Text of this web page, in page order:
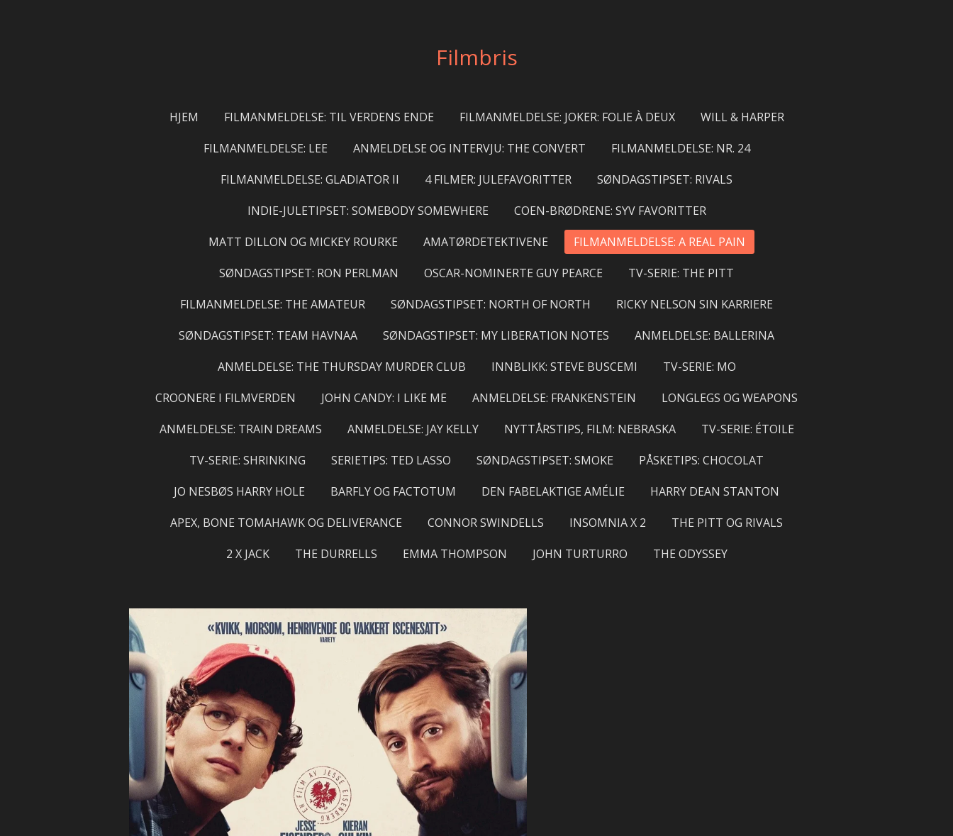
Filmbris
HJEM FILMANMELDELSE: TIL VERDENS ENDE FILMANMELDELSE: JOKER: FOLIE À DEUX
WILL & HARPER
FILMANMELDELSE: LEE
ANMELDELSE OG INTERVJU: THE CONVERT
FILMANMELDELSE: NR. 24
FILMANMELDELSE: GLADIATOR II
4 FILMER: JULEFAVORITTER
SØNDAGSTIPSET: RIVALS
INDIE-JULETIPSET: SOMEBODY SOMEWHERE
COEN-BRØDRENE: SYV FAVORITTER
MATT DILLON OG MICKEY ROURKE
AMATØRDETEKTIVENE
FILMANMELDELSE: A REAL PAIN
SØNDAGSTIPSET: RON PERLMAN
OSCAR-NOMINERTE GUY PEARCE
TV-SERIE: THE PITT
FILMANMELDELSE: THE AMATEUR
SØNDAGSTIPSET: NORTH OF NORTH
RICKY NELSON SIN KARRIERE
SØNDAGSTIPSET: TEAM HAVNAA
SØNDAGSTIPSET: MY LIBERATION NOTES
ANMELDELSE: BALLERINA
ANMELDELSE: THE THURSDAY MURDER CLUB
INNBLIKK: STEVE BUSCEMI
TV-SERIE: MO
CROONERE I FILMVERDEN
JOHN CANDY: I LIKE ME ANMELDELSE: FRANKENSTEIN
LONGLEGS OG WEAPONS
ANMELDELSE: TRAIN DREAMS
ANMELDELSE: JAY KELLY NYTTÅRSTIPS, FILM: NEBRASKA
TV-SERIE: ÉTOILE
TV-SERIE: SHRINKING
SERIETIPS: TED LASSO SØNDAGSTIPSET: SMOKE
PÅSKETIPS: CHOCOLAT
JO NESBØS HARRY HOLE
BARFLY OG FACTOTUM DEN FABELAKTIGE AMÉLIE
HARRY DEAN STANTON
APEX, BONE TOMAHAWK OG DELIVERANCE
CONNOR SWINDELLS INSOMNIA X 2
THE PITT OG RIVALS
2 X JACK
THE DURRELLS EMMA THOMPSON JOHN TURTURRO THE ODYSSEY